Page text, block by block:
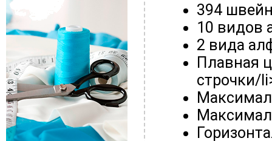
394
10 видов
2 вида
Плавная
строчки/